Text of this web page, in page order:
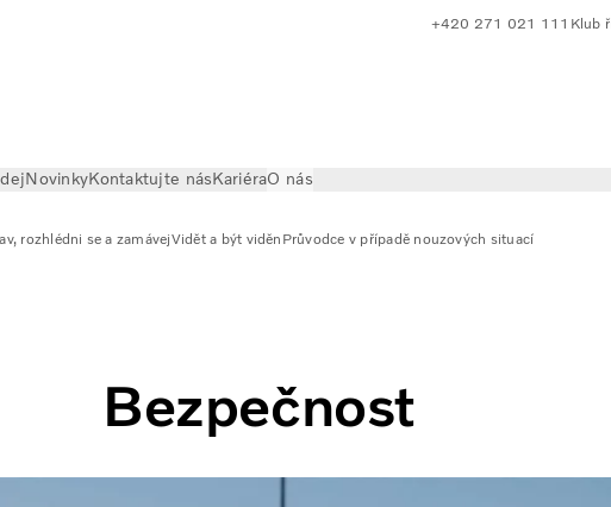
+420 271 021 111 Klub
NovinkyKontaktujte násKariéraO nás
rozhlédni se a zamávejVidět a být viděn Průvodce v případě nouzových situací
Bezpečnost